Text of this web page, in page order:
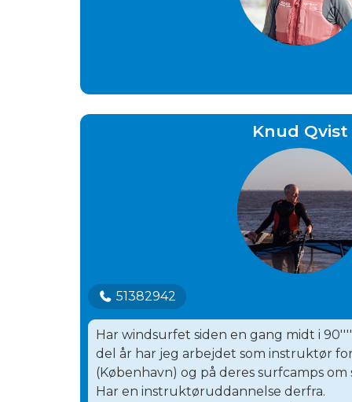
Knud Qvist
51382942
Har windsurfet siden en gang midt i
del år har jeg arbejdet som instruktør
(København) og på deres surfcamps om
Har en instruktøruddannelse derfra.